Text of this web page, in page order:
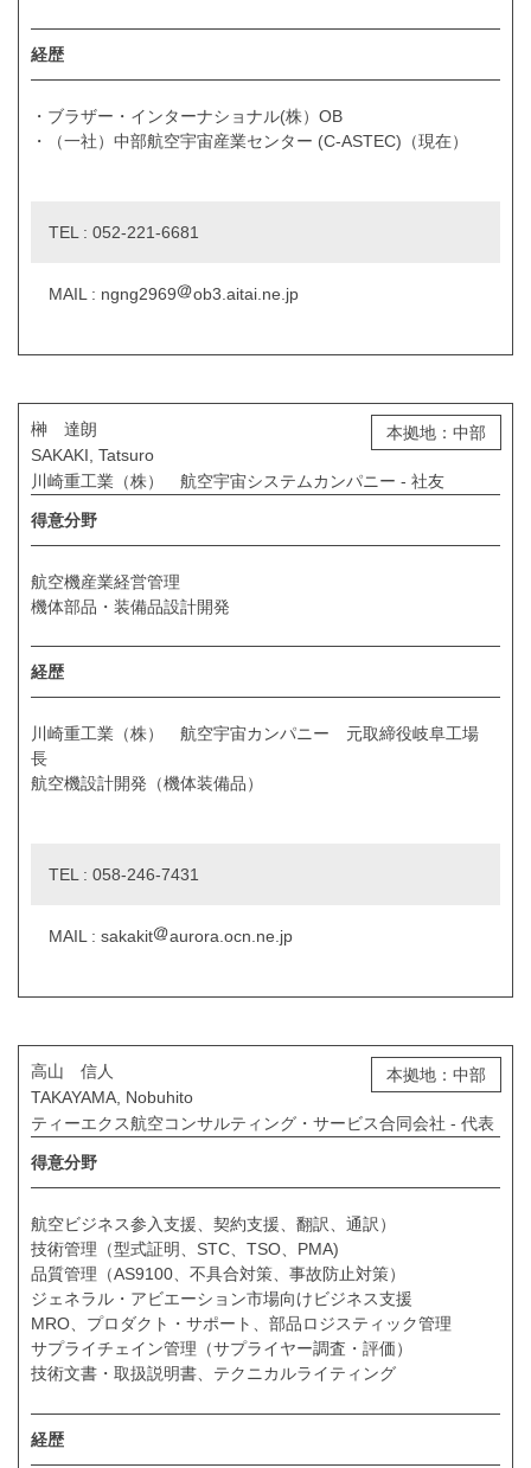
経歴
・ブラザー・インターナショナル(株）OB
・（一社）中部航空宇宙産業センター (C-ASTEC)（現在）
TEL : 052-221-6681
MAIL : ngng2969 ob3.aitai.ne.jp
榊 達朗
SAKAKI, Tatsuro
川崎重工業（株） 航空宇宙システムカンパニー - 社友
本拠地：中部
得意分野
航空機産業経営管理
機体部品・装備品設計開発
経歴
川崎重工業（株） 航空宇宙カンパニー 元取締役岐阜工場
長
航空機設計開発（機体装備品）
TEL : 058-246-7431
MAIL : sakakit aurora.ocn.ne.jp
高山 信人
TAKAYAMA, Nobuhito
ティーエクス航空コンサルティング・サービス合同会社 - 代表
本拠地：中部
得意分野
航空ビジネス参入支援、契約支援、翻訳、通訳）
技術管理（型式証明、STC、TSO、PMA)
品質管理（AS9100、不具合対策、事故防止対策）
ジェネラル・アビエーション市場向けビジネス支援
MRO、プロダクト・サポート、部品ロジスティック管理
サプライチェイン管理（サプライヤー調査・評価）
技術文書・取扱説明書、テクニカルライティング
経歴